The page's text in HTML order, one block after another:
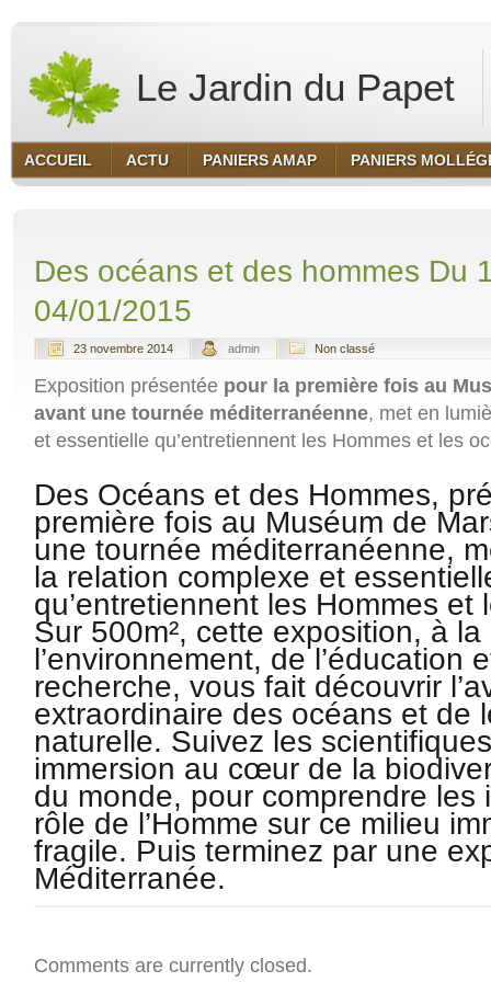
Le Jardin du Papet
ACCUEIL ACTU PANIERS AMAP PANIERS
Des océans et des hommes Du
04/01/2015
23 novembre 2014 admin Non classé
Exposition présentée pour la première fois au
avant une tournée méditerranéenne, met en
et essentielle qu’entretiennent les Hommes et les
Des Océans et des Hommes,
première fois au Muséum de
une tournée méditerranéenne,
la relation complexe et
qu’entretiennent les Hommes et
Sur 500m², cette exposition, à
l’environnement, de l’éducation
recherche, vous fait découvrir
extraordinaire des océans et de
naturelle. Suivez les
immersion au cœur de la
du monde, pour comprendre les
rôle de l’Homme sur ce milieu
fragile. Puis terminez par une
Méditerranée.
Comments are currently closed.